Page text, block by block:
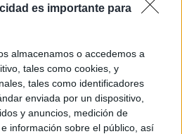
es importante para
almacenamos o accedemos a
tales como cookies, y
tales como identificadores
enviada por un dispositivo,
y anuncios, medición de
información sobre el público, así